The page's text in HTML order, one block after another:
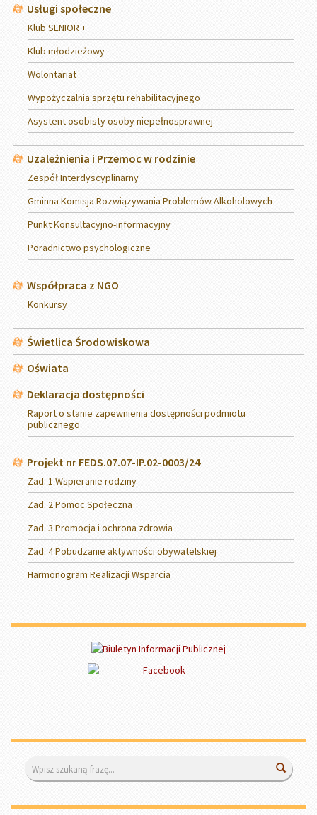
Usługi społeczne
Klub SENIOR +
Klub młodzieżowy
Wolontariat
Wypożyczalnia sprzętu rehabilitacyjnego
Asystent osobisty osoby niepełnosprawnej
Uzależnienia i Przemoc w rodzinie
Zespół Interdyscyplinarny
Gminna Komisja Rozwiązywania Problemów Alkoholowych
Punkt Konsultacyjno-informacyjny
Poradnictwo psychologiczne
Współpraca z NGO
Konkursy
Świetlica Środowiskowa
Oświata
Deklaracja dostępności
Raport o stanie zapewnienia dostępności podmiotu
publicznego
Projekt nr FEDS.07.07-IP.02-0003/24
Zad. 1 Wspieranie rodziny
Zad. 2 Pomoc Społeczna
Zad. 3 Promocja i ochrona zdrowia
Zad. 4 Pobudzanie aktywności obywatelskiej
Harmonogram Realizacji Wsparcia
Wyszukiwarka